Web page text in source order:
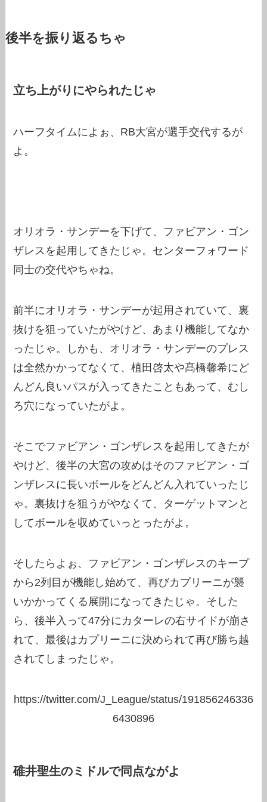
後半を振り返るちゃ
立ち上がりにやられたじゃ
ハーフタイムによぉ、RB大宮が選手交代するが
よ。
オリオラ・サンデーを下げて、ファビアン・ゴン
ザレスを起用してきたじゃ。センターフォワード
同士の交代やちゃね。
前半にオリオラ・サンデーが起用されていて、裏
抜けを狙っていたがやけど、あまり機能してなか
ったじゃ。しかも、オリオラ・サンデーのプレス
は全然かかってなくて、植田啓太や髙橋馨希にど
んどん良いパスが入ってきたこともあって、むし
ろ穴になっていたがよ。
そこでファビアン・ゴンザレスを起用してきたが
やけど、後半の大宮の攻めはそのファビアン・ゴ
ンザレスに長いボールをどんどん入れていったじ
ゃ。裏抜けを狙うがやなくて、ターゲットマンと
してボールを収めていっとったがよ。
そしたらよぉ、ファビアン・ゴンザレスのキープ
から2列目が機能し始めて、再びカプリーニが襲
いかかってくる展開になってきたじゃ。そした
ら、後半入って47分にカターレの右サイドが崩さ
れて、最後はカプリーニに決められて再び勝ち越
されてしまったじゃ。
https://twitter.com/J_League/status/191856246336
6430896
碓井聖生のミドルで同点ながよ